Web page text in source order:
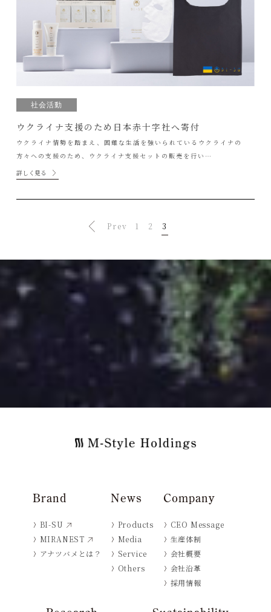
社会活動
ウクライナ支援のため日本赤十字社へ寄付
ウクライナ情勢を踏まえ、困難な生活を強いられているウクライナの
方々への支援のため、ウクライナ支援セットの販売を行い…
詳しく見る
Prev 1 2 3
Brand
BI-SU
MIRANEST
アナツバメとは？
News
Products
Media
Service
Others
Company
CEO Message
生産体制
会社概要
会社沿革
採用情報